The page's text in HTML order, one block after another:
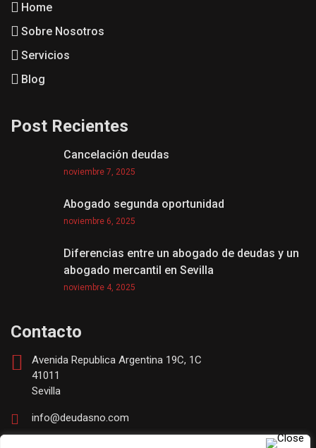
Home
Sobre Nosotros
Servicios
Blog
Post Recientes
Cancelación deudas
noviembre 7, 2025
Abogado segunda oportunidad
noviembre 6, 2025
Diferencias entre un abogado de deudas y un
abogado mercantil en Sevilla
noviembre 4, 2025
Contacto
Avenida Republica Argentina 19C, 1C
41011
Sevilla
info@deudasno.com